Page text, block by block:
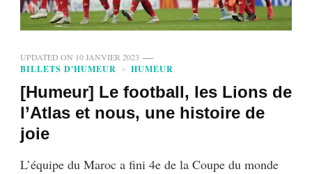
UPDATED ON 10 JANVIER 2023
BILLETS D'HUMEUR HUMEUR
[Humeur] Le football, les Lions de
l’Atlas et nous, une histoire de
joie
L’équipe du Maroc a fini 4e de la Coupe du monde